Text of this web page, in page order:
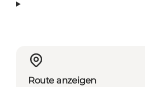
Route anzeigen